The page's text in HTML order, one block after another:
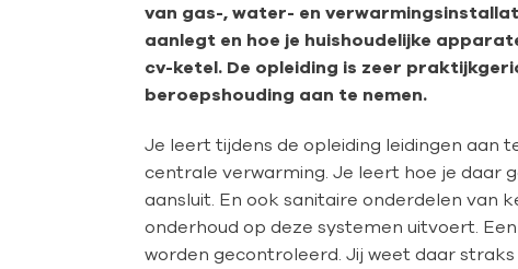
van gas-, water- en
aanlegt en hoe je huishoudelijke
cv-ketel. De opleiding is zeer
beroepshouding aan te nemen.
Je leert tijdens de opleiding leidingen aan
centrale verwarming. Je leert hoe je daar
aansluit. En ook sanitaire onderdelen van
onderhoud op deze systemen uitvoert.
worden gecontroleerd. Jij weet daar